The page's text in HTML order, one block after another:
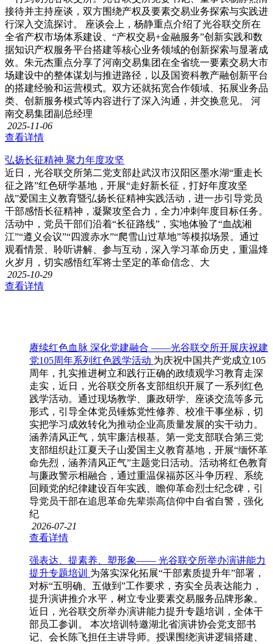
接待并主持座谈，双方围绕产权及要素交易业务探索与实践进
行深入交流探讨。 座谈会上，杨静重点介绍了光谷联交所在
全省产权市场体系建设、“产权交易+金融服务”创新实践和数
据知识产权服务平台搭建等核心业务领域的创新探索与显著成
效。朱元杰重点分享了河南交易集团在全省统一要素交易大市
场建设中的整体谋划与推进路径，以及国资科教产融创新平台
的搭建经验和运营模式。双方还就拓宽合作领域、拓展业务品
类、创新服务模式等内容进行了深入沟通，并交换意见。 河
南交易集团副总经理
2025-11-06
查看详情
弘扬长征精神 聚力年度攻坚
近日，光谷联交所第二党支部赴武汉市汉阳区墨水湖“重走长
征之路”红色研学基地，开展“走好新长征，打好年度攻坚
战”爱国主义教育暨弘扬长征精神实践活动，进一步引导党员
干部感悟长征精神，凝聚攻坚合力，全力冲刺年度目标任务。
活动中，党员干部们沿着“长征路线”，实地体验了“血战湘
江”“遵义会议”“四渡赤水”“爬雪山过草地”等模拟场景。通过
观看情景、聆听讲解、参与互动，深入学习革命历史，重温烽
火岁月，切实感悟红军将士坚定的革命信念、大
2025-10-29
查看详情
赓续红色血脉 深化党建融合 ——光谷联交所开展庆祝建
党105周年系列红色践学活动 为庆祝中国共产党成立105
周年，扎实推进树立和践行正确的政绩观学习教育走深
走实，近日，光谷联交所各支部组织开展了一系列红色
践学活动。通过现场教学、廉政研学、座谈交流等多元
形式，引导全体党员锤炼党性修养、校准干事坐标，切
实把学习成效转化为推动企业高质量发展的实干动力。
涵养清风正气，筑牢廉洁根基。第一党支部联合第三党
支部组织赴江夏天子山爱国主义教育基地，开展“缅怀革
命先烈，涵养清风正气”主题党日活动。活动将红色教育
与廉政警示相融合，通过重温保福苏区斗争历程、系统
回顾党的纪律建设百年实践、瞻仰革命烈士纪念碑，引
导党员干部在追思革命先辈崇高信仰中自省自警，强化
纪
2026-07-21
查看详情
强表达、提素养、塑形象—— 光谷联交所举办演讲能力
提升专题培训 为落实深化拓展“干部素质提升年”部署，
对标“五明确、五做到”工作要求，夯实全员表达能力，
提升演讲推介水平，树立专业要素交易服务品牌形象。
近日，光谷联交所举办演讲能力提升专题培训，全体干
部员工参训。 本次培训特邀湖北省演讲协会党支部书
记、会长陈飞担任主讲导师。授课围绕演讲逻辑搭建、